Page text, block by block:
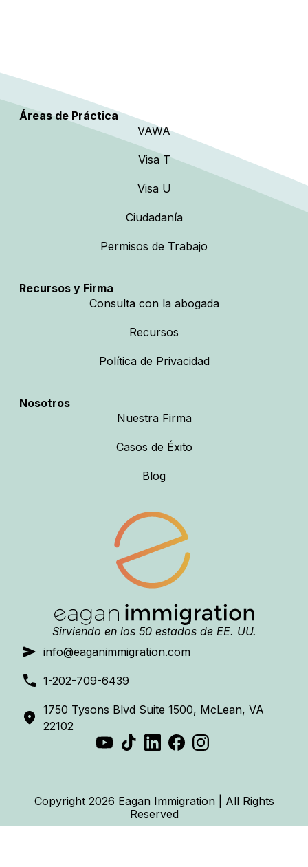
Sirviendo en los 50 estados de EE. UU.
info@eaganimmigration.com
1-202-709-6439
1750 Tysons Blvd Suite 1500, McLean, VA
22102
Áreas de Práctica
VAWA
Visa T
Visa U
Ciudadanía
Permisos de Trabajo
Recursos y Firma
Consulta con la abogada
Recursos
Política de Privacidad
Nosotros
Nuestra Firma
Casos de Éxito
Blog
Copyright 2026 Eagan Immigration | All Rights
Reserved